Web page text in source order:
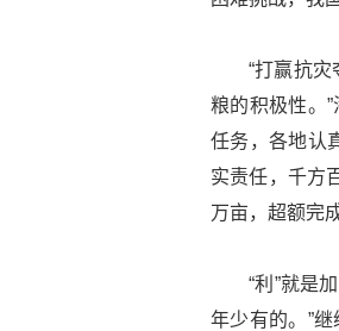
“打赢抗
粮的积极性。
任务，各地认
实责任，千方
万亩，超额完
“利”就是
年少有的。”